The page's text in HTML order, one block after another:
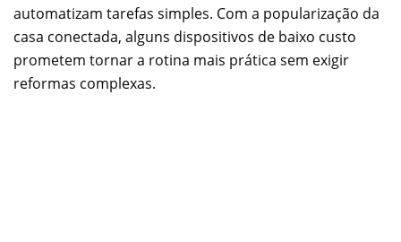
automatizam tarefas simples. Com a popularização da
casa conectada, alguns dispositivos de baixo custo
prometem tornar a rotina mais prática sem exigir
reformas complexas.